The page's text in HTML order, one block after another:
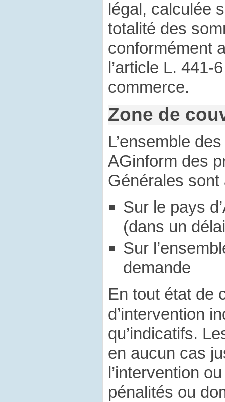
légal, calculée
totalité des
conformément
l’article L. 441-
commerce.
Zone de
L’ensemble
AGinform des
Générales
Sur le pays
(dans un
Sur
demande
En tout état de
d’intervention
qu’indicatifs.
en aucun cas
l’intervention
pénalités ou